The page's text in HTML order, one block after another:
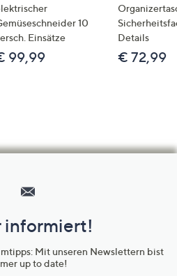
10
Einsätze
99,99
Details
€ 72,99
informiert!
Mit unseren Newslettern bist
up to date!